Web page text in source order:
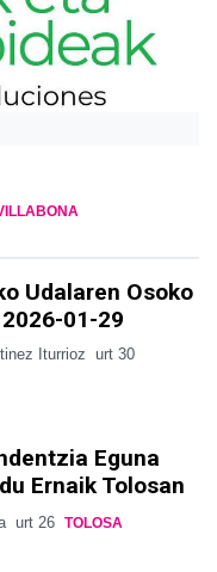
Udalaren Osoko
01-29
Iturrioz urt 30
Eguna
Ernaik Tolosan
urt 26 TOLOSA